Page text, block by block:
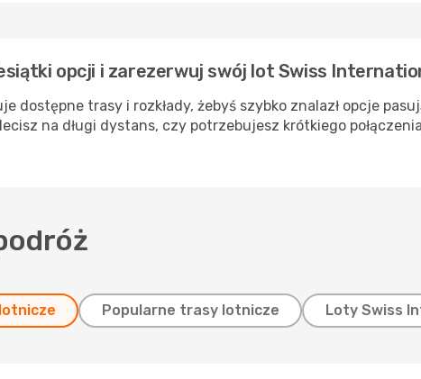
opcji i zarezerwuj swój lot Swiss
dostępne trasy i rozkłady, żebyś szybko znalazł opcje
lecisz na długi dystans, czy potrzebujesz krótkiego
Popularne trasy lotnicze Loty Swiss